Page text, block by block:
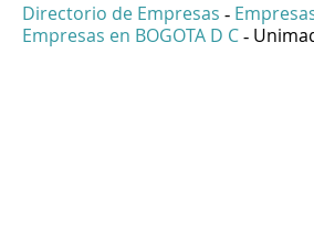
Directorio de Empresas -
Empresas en BOGOTA D C -